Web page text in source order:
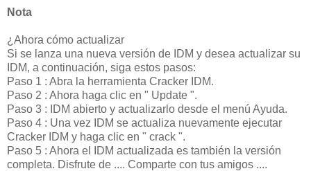
Nota
¿Ahora cómo actualizar
Si se lanza una nueva versión de IDM y desea actualizar su
IDM, a continuación, siga estos pasos:
Paso 1 : Abra la herramienta Cracker IDM.
Paso 2 : Ahora haga clic en " Update ".
Paso 3 : IDM abierto y actualizarlo desde el menú Ayuda.
Paso 4 : Una vez IDM se actualiza nuevamente ejecutar
Cracker IDM y haga clic en " crack ".
Paso 5 : Ahora el IDM actualizada es también la versión
completa. Disfrute de .... Comparte con tus amigos ....